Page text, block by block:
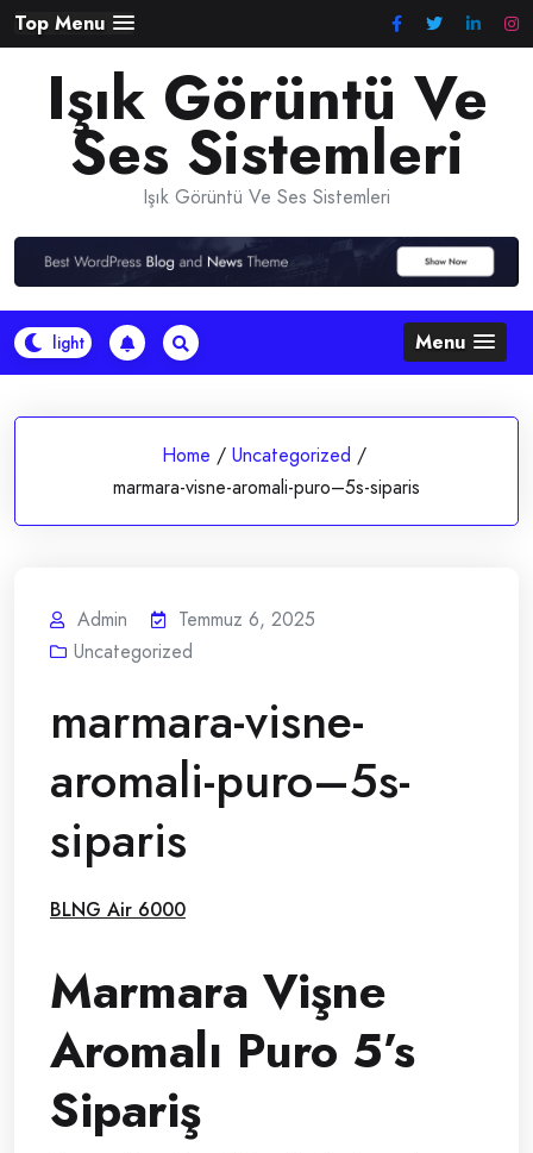
Skip
to
content
Top Menu
Işık Görüntü Ve
Ses Sistemleri
Işık Görüntü Ve Ses Sistemleri
Menu
Home / Uncategorized /
marmara-visne-aromali-puro–5s-siparis
Admin
Temmuz 6, 2025
Uncategorized
marmara-visne-
aromali-puro–5s-
siparis
BLNG Air 6000
Marmara Vişne
Aromalı Puro 5’s
Sipariş